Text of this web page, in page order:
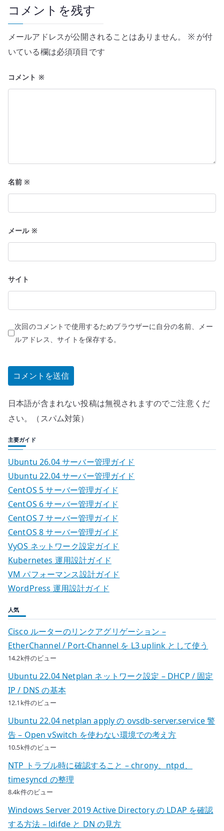
ー
シ
ョ
ン
コメントを残す
メールアドレスが公開されることはありません。 ※が付
いている欄は必須項目です
コメント ※
名前※
メール ※
サイト
次回のコメントで使用するためブラウザーに自分の名前、メー
ルアドレス、サイトを保存する。
日本語が含まれない投稿は無視されますのでご注意くだ
さい。（スパム対策）
主要ガイド
Ubuntu 26.04 サーバー管理ガイド
Ubuntu 22.04 サーバー管理ガイド
CentOS 5 サーバー管理ガイド
CentOS 6 サーバー管理ガイド
CentOS 7 サーバー管理ガイド
CentOS 8 サーバー管理ガイド
VyOS ネットワーク設定ガイド
Kubernetes 運用設計ガイド
VM パフォーマンス設計ガイド
WordPress 運用設計ガイド
人気
Cisco ルーターのリンクアグリゲーション –
EtherChannel / Port-Channel を L3 uplink として使う
14.2k件のビュー
Ubuntu 22.04 Netplan ネットワーク設定 – DHCP / 固定
IP / DNS の基本
12.1k件のビュー
Ubuntu 22.04 netplan apply の ovsdb-server.service 警
告 – Open vSwitch を使わない環境での考え方
10.5k件のビュー
NTP トラブル時に確認すること – chrony、ntpd、
timesyncd の整理
8.4k件のビュー
Windows Server 2019 Active Directory の LDAP を確認
する方法 – ldifde と DN の見方